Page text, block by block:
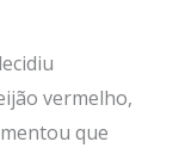
vermelho,
que